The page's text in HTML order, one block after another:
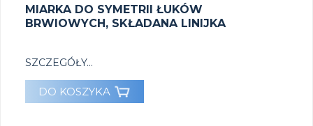
MIARKA DO SYMETRII ŁUKÓW
BRWIOWYCH, SKŁADANA LINIJKA
SZCZEGÓŁY...
DO KOSZYKA